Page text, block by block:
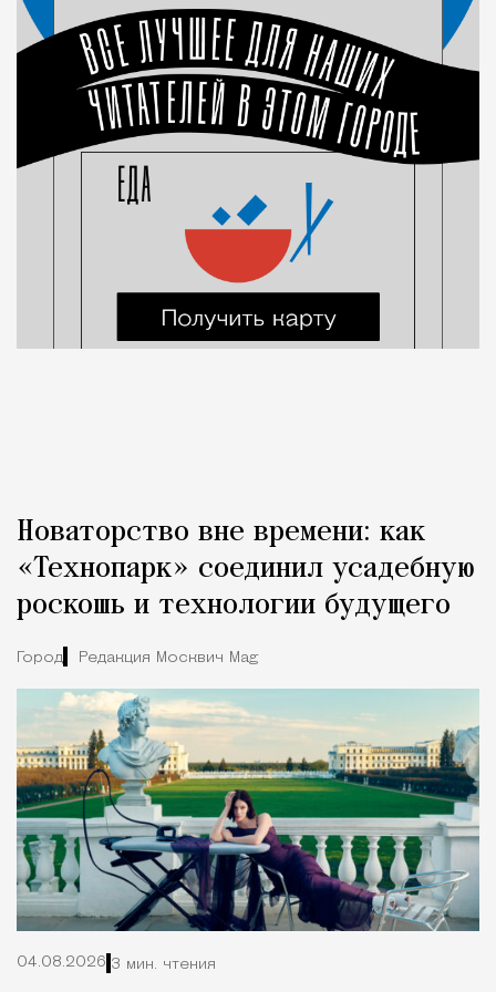
Новаторство вне времени: как
«Технопарк» соединил усадебную
роскошь и технологии будущего
Город Редакция Москвич Mag
04.08.2026 3 мин. чтения